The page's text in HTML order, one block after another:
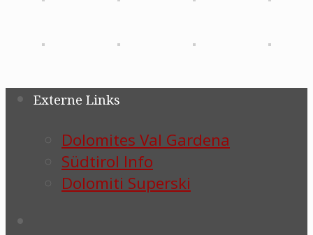
Externe Links
Dolomites Val Gardena
Südtirol Info
Dolomiti Superski